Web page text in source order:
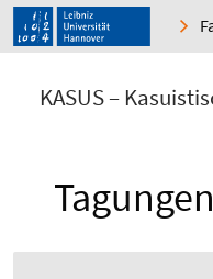
KASUS –